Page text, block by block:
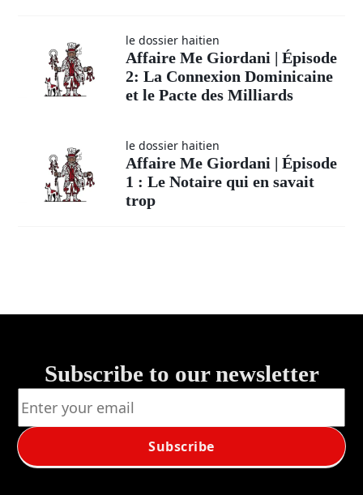
le dossier haitien
Affaire Me Giordani | Épisode
2: La Connexion Dominicaine
et le Pacte des Milliards
le dossier haitien
Affaire Me Giordani | Épisode
1 : Le Notaire qui en savait
trop
Subscribe to our newsletter
Subscribe